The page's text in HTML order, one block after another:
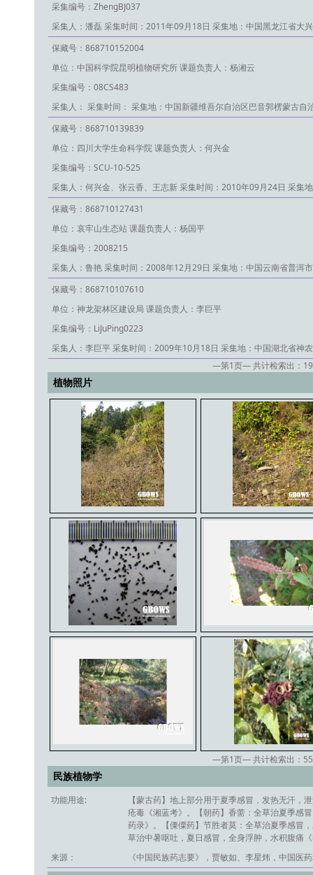
采集编号：ZhengBJ037
采集人：潘磊 采集时间：2011年09月18日 采集地：中国黑龙江省大
保藏号：868710152004
单位：中国科学院昆明植物研究所 课题负责人：杨湘云
采集编号：08CS483
采集人： 采集时间： 采集地：中国新疆维吾尔自治区巴音郭楞蒙古自
保藏号：868710139839
单位：四川大学生命科学院 课题负责人：何兴金
采集编号：SCU-10-525
采集人：何兴金、张云香、王志新 采集时间：2010年09月24日 采集
保藏号：868710127431
单位：哀牢山生态站 课题负责人：杨国平
采集编号：2008215
采集人：鲁艳 采集时间：2008年12月29日 采集地：中国云南省普洱
保藏号：868710107610
单位：神龙架林区建设局 课题负责人：李巨平
采集编号：LiJuPing0223
采集人：李巨平 采集时间：2009年10月18日 采集地：中国湖北省神
—第1页— 共计检索出： 19
植物照片
—第1页— 共计检索出： 55
民族植物学
功能用途:
【蒙古药】地上部分用于夏季感冒，发热无汗
疮毒《湘蓝考》。【朝药】香薷：全草治夏季感
药录》。【傈僳药】节胜者莫：全草治夏季感冒
草治中暑呕吐，夏日感冒，全身浮肿，水积腹痛
来源：
《中国民族药志要》，贾敏如、李星炜，中国医